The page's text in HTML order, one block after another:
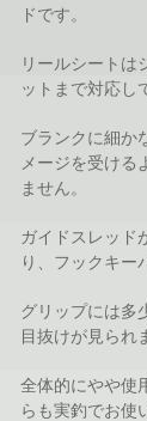
ドです。
リールシートは
ットまで対応し
ブランクに細か
メージを受ける
ません。
ガイドスレッド
り、フックキー
グリップには多
目抜けが見られ
全体的にやや使
らも実釣でお使